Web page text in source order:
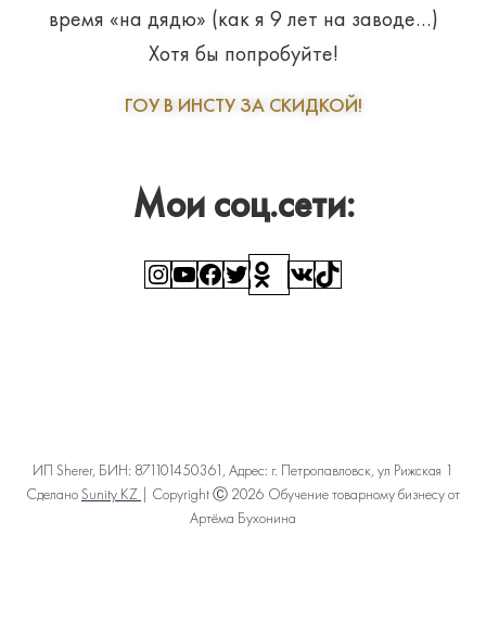
время «на дядю» (как я 9 лет на заводе…)
Хотя бы попробуйте!
ГОУ В ИНСТУ ЗА СКИДКОЙ!
Мои соц.сети:
Instagram
YouTube
Facebook
TwitterСсылкаВКонтакте
TikTok
ИП Sherer, БИН: 871101450361, Адрес: г. Петропавловск, ул Рижская 1
Сделано Sunity KZ | Copyright Ⓒ 2026 Обучение товарному бизнесу от
Артёма Бухонина